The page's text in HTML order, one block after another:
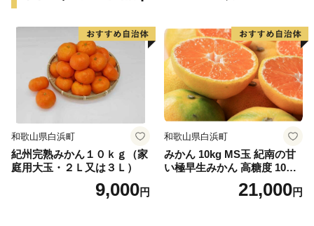
和歌山県白浜町
紀州完熟みかん１０ｋｇ（家
庭用大玉・２Ｌ又は３Ｌ）
9,000円
和歌山県白浜町
みかん 10kg MS玉 紀南の甘
い極早生みかん 高糖度 10月
以降発送 マルチ被覆栽培
21,000円